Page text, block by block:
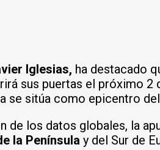
Iglesias, ha destacado
sus puertas el próximo
se sitúa como epicentro
de los datos globales, la
la Península y del Sur de